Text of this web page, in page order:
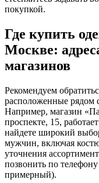
покупкой.
Где купить
Москве:
магазинов
Рекомендуем
расположенные
Например, магазин
проспекте, 15,
найдете широкий
мужчин, включая
уточнения
позвонить по
примерный).